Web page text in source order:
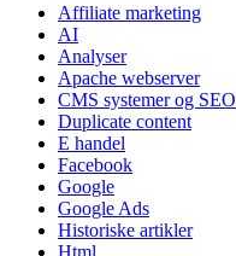
Affiliate marketing
AI
Analyser
Apache webserver
CMS systemer og SEO
Duplicate content
E handel
Facebook
Google
Google Ads
Historiske artikler
Html